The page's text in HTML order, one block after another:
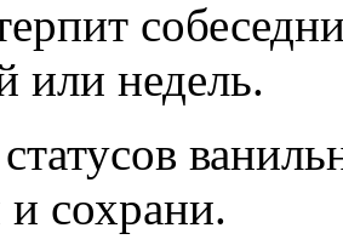
или недель.
сохрани.